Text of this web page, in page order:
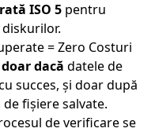
ISO 5 pentru
= Zero Costuri
doar dacă datele de
succes, și doar după
fișiere salvate.
de verificare se